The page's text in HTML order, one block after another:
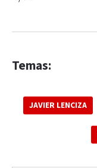
Temas:
JAVIER LENCIZA